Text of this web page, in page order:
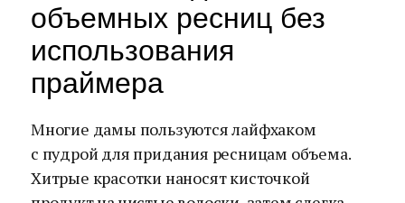
объемных ресниц без
использования
праймера
Многие дамы пользуются лайфхаком
с пудрой для придания ресницам объема.
Хитрые красотки наносят кисточкой